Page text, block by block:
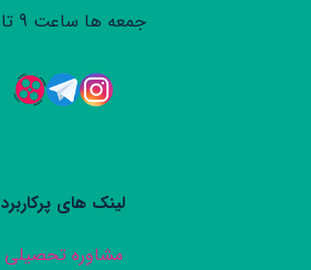
جمعه ها ساعت 9 تا 20
لینک های پرکاربرد
مشاوره تحصیلی